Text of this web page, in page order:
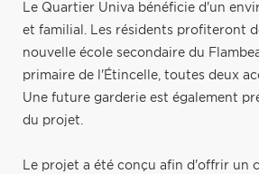
Le Quartier Univa bénéficie d'un
et familial. Les résidents profiteront
nouvelle école secondaire du
primaire de l'Étincelle, toutes deux
Une future garderie est également
du projet.
Le projet a été conçu afin d'offrir un